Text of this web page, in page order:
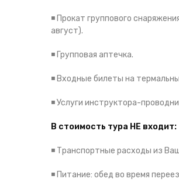
◾️ Прокат группового
август).
◾️ Групповая аптечка.
◾️ Входные билеты на
◾️Услуги инструктора-
В стоимость тура НЕ входит:
◾️ Транспортные расходы из
◾️ Питание: обед во время